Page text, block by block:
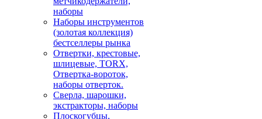
наборы
Наборы инструментов
(золотая коллекция)
бестселлеры рынка
Отвертки, крестовые,
шлицевые, TORX,
Отвертка-вороток,
наборы отверток.
Сверла, шарошки,
экстракторы, наборы
Плоскогубцы,